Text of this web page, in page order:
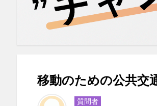
移動のための公共交
質問者